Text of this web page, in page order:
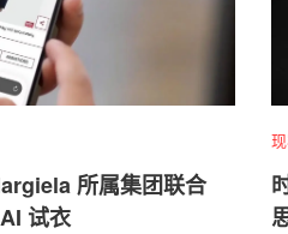
所属集团联合
试衣